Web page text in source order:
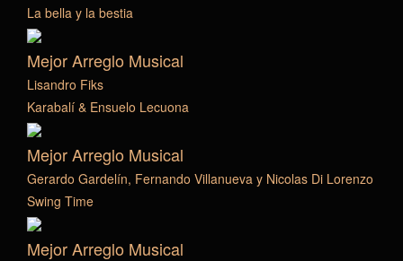
La bella y la bestia
Mejor Arreglo Musical
Lisandro Fiks
Karabalí & Ensuelo Lecuona
Mejor Arreglo Musical
Gerardo Gardelín, Fernando Villanueva y Nicolas Di Lorenzo
Swing Time
Mejor Arreglo Musical